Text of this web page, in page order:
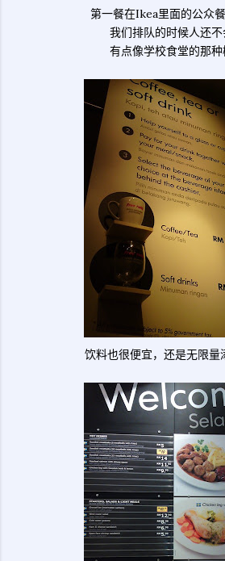
第一餐在Ikea里面的公众餐
我们排队的时候人还不
有点像学校食堂的那种
饮料也很便宜，还是无限量